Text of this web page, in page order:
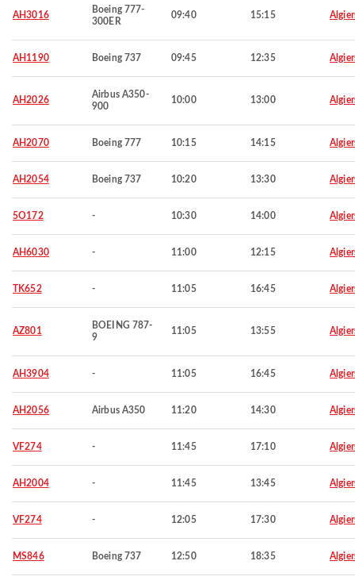
AH3016
Boeing 777-
300ER
09:40 15:15
AH1190 Boeing 737 09:45 12:35
AH2026
Airbus A350-
900
10:00 13:00
AH2070 Boeing 777 10:15 14:15
AH2054 Boeing 737 10:20 13:30
5O172 - 10:30 14:00
AH6030 - 11:00 12:15
TK652 - 11:05 16:45
AZ801
BOEING 787-
9
11:05 13:55
AH3904 - 11:05 16:45
AH2056 Airbus A350 11:20 14:30
VF274 - 11:45 17:10
AH2004 - 11:45 13:45
VF274 - 12:05 17:30
MS846 Boeing 737 12:50 18:35